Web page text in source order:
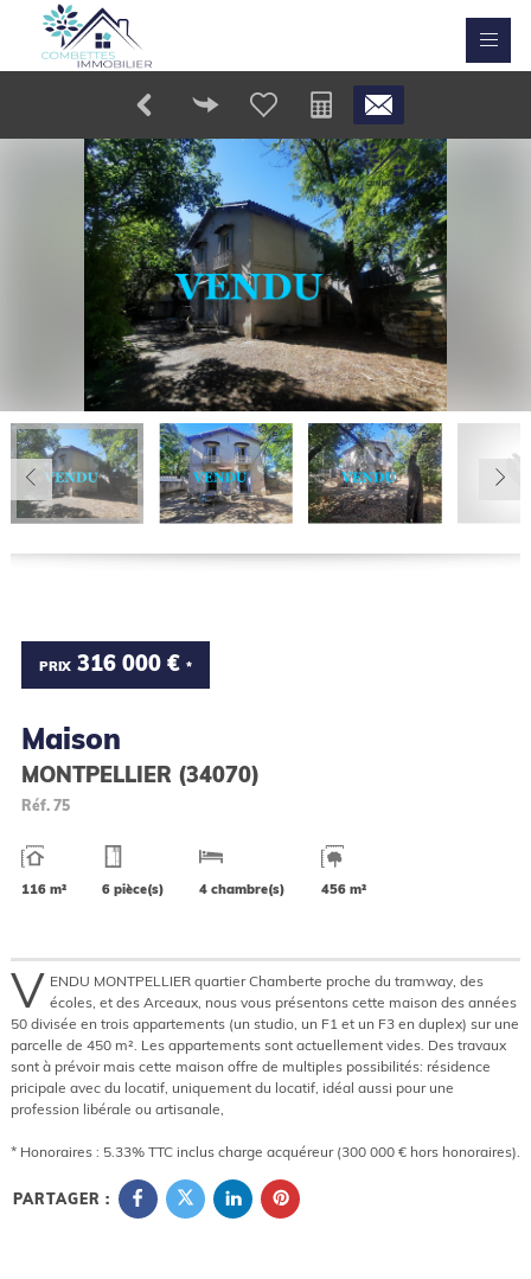
PRIX316 000 € *
Maison
MONTPELLIER (34070)
Réf. 75
116 m² 6 pièce(s) 4 chambre(s) 456 m²
V ENDU MONTPELLIER quartier Chamberte proche du tramway, des
écoles, et des Arceaux, nous vous présentons cette maison des années
50 divisée en trois appartements (un studio, un F1 et un F3 en duplex) sur une
parcelle de 450 m². Les appartements sont actuellement vides. Des travaux
sont à prévoir mais cette maison offre de multiples possibilités: résidence
pricipale avec du locatif, uniquement du locatif, idéal aussi pour une
profession libérale ou artisanale,
* Honoraires : 5.33% TTC inclus charge acquéreur (300 000 € hors honoraires).
PARTAGER :